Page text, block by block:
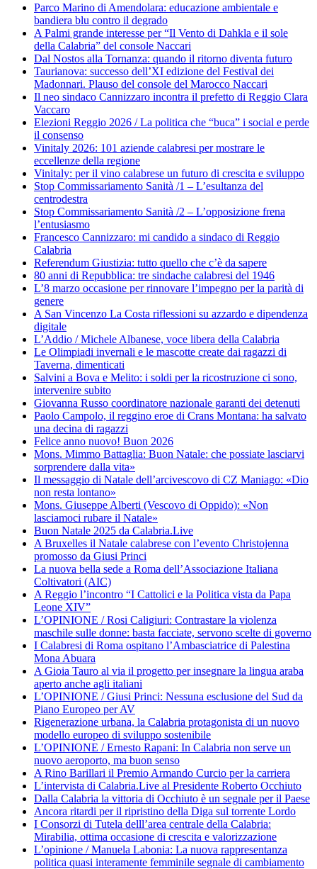
Parco Marino di Amendolara: educazione ambientale e
bandiera blu contro il degrado
A Palmi grande interesse per “Il Vento di Dahkla e il sole
della Calabria” del console Naccari
Dal Nostos alla Tornanza: quando il ritorno diventa futuro
Taurianova: successo dell’XI edizione del Festival dei
Madonnari. Plauso del console del Marocco Naccari
Il neo sindaco Cannizzaro incontra il prefetto di Reggio Clara
Vaccaro
Elezioni Reggio 2026 / La politica che “buca” i social e perde
il consenso
Vinitaly 2026: 101 aziende calabresi per mostrare le
eccellenze della regione
Vinitaly: per il vino calabrese un futuro di crescita e sviluppo
Stop Commissariamento Sanità /1 – L’esultanza del
centrodestra
Stop Commissariamento Sanità /2 – L’opposizione frena
l’entusiasmo
Francesco Cannizzaro: mi candido a sindaco di Reggio
Calabria
Referendum Giustizia: tutto quello che c’è da sapere
80 anni di Repubblica: tre sindache calabresi del 1946
L’8 marzo occasione per rinnovare l’impegno per la parità di
genere
A San Vincenzo La Costa riflessioni su azzardo e dipendenza
digitale
L’Addio / Michele Albanese, voce libera della Calabria
Le Olimpiadi invernali e le mascotte create dai ragazzi di
Taverna, dimenticati
Salvini a Bova e Melito: i soldi per la ricostruzione ci sono,
intervenire subito
Giovanna Russo coordinatore nazionale garanti dei detenuti
Paolo Campolo, il reggino eroe di Crans Montana: ha salvato
una decina di ragazzi
Felice anno nuovo! Buon 2026
Mons. Mimmo Battaglia: Buon Natale: che possiate lasciarvi
sorprendere dalla vita»
Il messaggio di Natale dell’arcivescovo di CZ Maniago: «Dio
non resta lontano»
Mons. Giuseppe Alberti (Vescovo di Oppido): «Non
lasciamoci rubare il Natale»
Buon Natale 2025 da Calabria.Live
A Bruxelles il Natale calabrese con l’evento Christojenna
promosso da Giusi Princi
La nuova bella sede a Roma dell’Associazione Italiana
Coltivatori (AIC)
A Reggio l’incontro “I Cattolici e la Politica vista da Papa
Leone XIV”
L’OPINIONE / Rosi Caligiuri: Contrastare la violenza
maschile sulle donne: basta facciate, servono scelte di governo
I Calabresi di Roma ospitano l’Ambasciatrice di Palestina
Mona Abuara
A Gioia Tauro al via il progetto per insegnare la lingua araba
aperto anche agli italiani
L’OPINIONE / Giusi Princi: Nessuna esclusione del Sud da
Piano Europeo per AV
Rigenerazione urbana, la Calabria protagonista di un nuovo
modello europeo di sviluppo sostenibile
L’OPINIONE / Ernesto Rapani: In Calabria non serve un
nuovo aeroporto, ma buon senso
A Rino Barillari il Premio Armando Curcio per la carriera
L’intervista di Calabria.Live al Presidente Roberto Occhiuto
Dalla Calabria la vittoria di Occhiuto è un segnale per il Paese
Ancora ritardi per il ripristino della Diga sul torrente Lordo
I Consorzi di Tutela delll’area centrale della Calabria:
Mirabilia, ottima occasione di crescita e valorizzazione
L’opinione / Manuela Labonia: La nuova rappresentanza
politica quasi interamente femminile segnale di cambiamento